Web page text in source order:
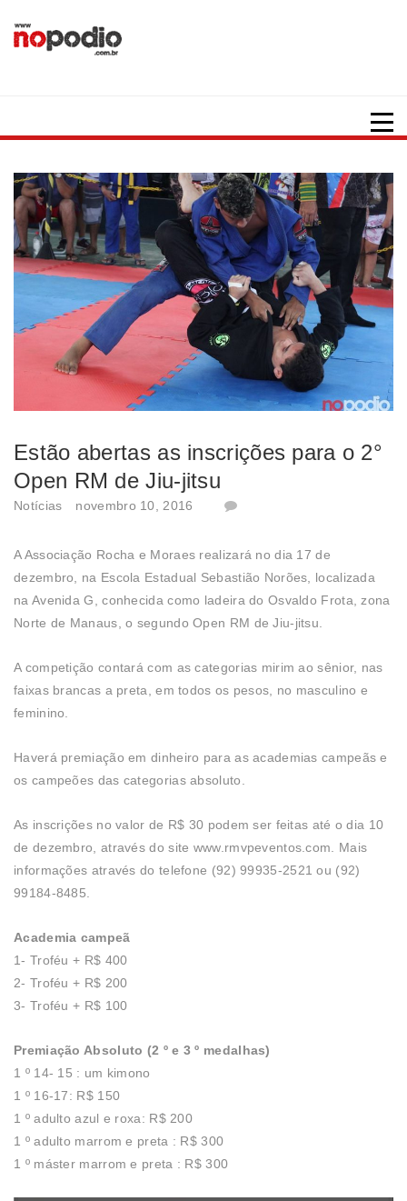
Estão abertas as inscrições para o 2°
Open RM de Jiu-jitsu
Notícias novembro 10, 2016
A Associação Rocha e Moraes realizará no dia 17 de
dezembro, na Escola Estadual Sebastião Norões, localizada
na Avenida G, conhecida como ladeira do Osvaldo Frota, zona
Norte de Manaus, o segundo Open RM de Jiu-jitsu.
A competição contará com as categorias mirim ao sênior, nas
faixas brancas a preta, em todos os pesos, no masculino e
feminino.
Haverá premiação em dinheiro para as academias campeãs e
os campeões das categorias absoluto.
As inscrições no valor de R$ 30 podem ser feitas até o dia 10
de dezembro, através do site www.rmvpeventos.com. Mais
informações através do telefone (92) 99935-2521 ou (92)
99184-8485.
Academia campeã
1- Troféu + R$ 400
2- Troféu + R$ 200
3- Troféu + R$ 100
Premiação Absoluto (2 º e 3 º medalhas)
1 º 14- 15 : um kimono
1 º 16-17: R$ 150
1 º adulto azul e roxa: R$ 200
1 º adulto marrom e preta : R$ 300
1 º máster marrom e preta : R$ 300